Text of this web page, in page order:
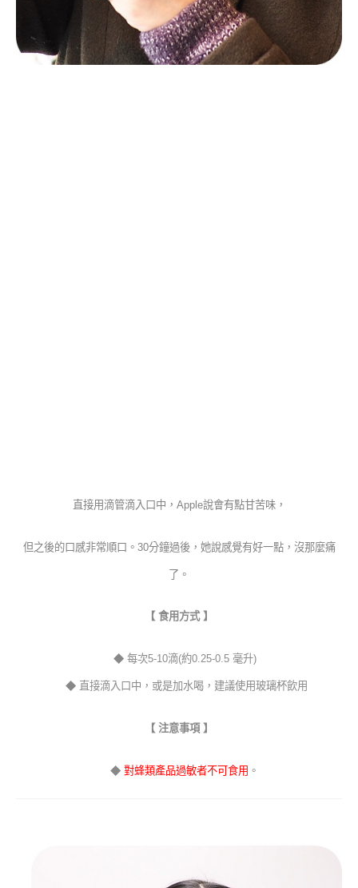
直接用滴管滴入口中，Apple說會有點甘苦味，
但之後的口感非常順口。30分鐘過後，她說感覺有好一點，沒那麼痛
了。
【 食用方式 】
◆ 每次5-10滴(約0.25-0.5 毫升)
◆ 直接滴入口中，或是加水喝，建議使用玻璃杯飲用
【 注意事項 】
◆對蜂類產品過敏者不可食用 。